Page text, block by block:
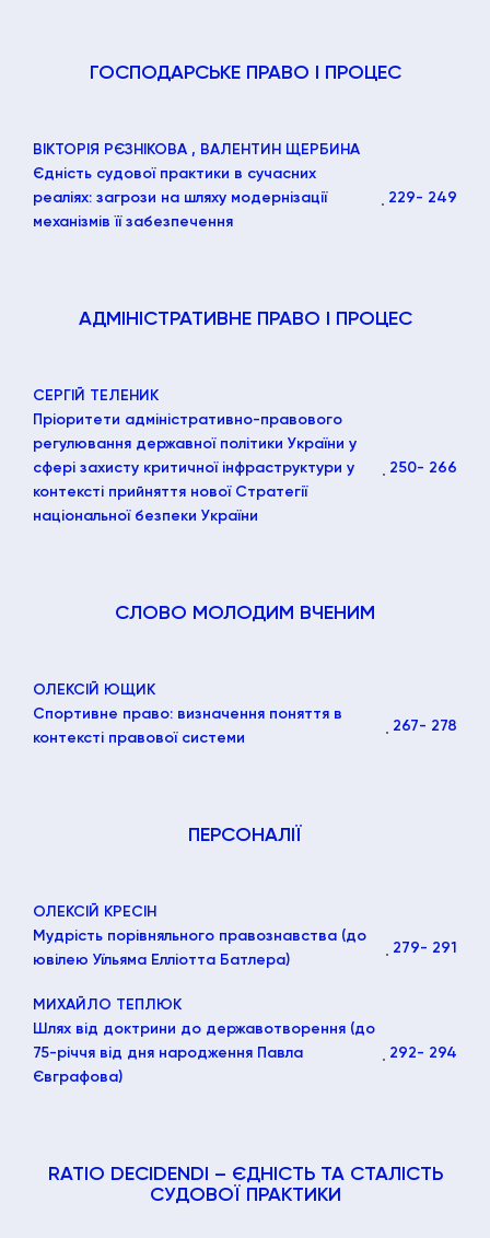
ГОСПОДАРСЬКЕ ПРАВО І ПРОЦЕС
ВІКТОРІЯ РЄЗНІКОВА , ВАЛЕНТИН ЩЕРБИНА
Єдність судової практики в сучасних
реаліях: загрози на шляху модернізації
механізмів її забезпечення
229- 249
АДМІНІСТРАТИВНЕ ПРАВО І ПРОЦЕС
СЕРГІЙ ТЕЛЕНИК
Пріоритети адміністративно-правового
регулювання державної політики України у
сфері захисту критичної інфраструктури у
контексті прийняття нової Стратегії
національної безпеки України
250- 266
СЛОВО МОЛОДИМ ВЧЕНИМ
ОЛЕКСІЙ ЮЩИК
Спортивне право: визначення поняття в
контексті правової системи
267- 278
ПЕРСОНАЛІЇ
ОЛЕКСІЙ КРЕСІН
Мудрість порівняльного правознавства (до
ювілею Уїльяма Елліотта Батлера)
279- 291
МИХАЙЛО ТЕПЛЮК
Шлях від доктрини до державотворення (до
75-річчя від дня народження Павла
Євграфова)
292- 294
RATIO DECIDENDI – ЄДНІСТЬ ТА СТАЛІСТЬ
СУДОВОЇ ПРАКТИКИ